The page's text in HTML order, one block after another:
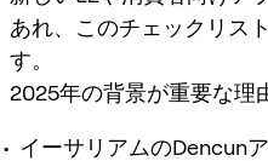
あれ、このチェックリス
す。
2025年の背景が重要な理
イーサリアムのDencun